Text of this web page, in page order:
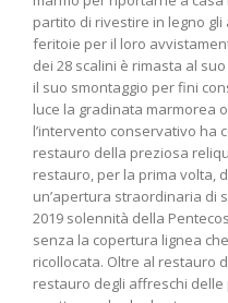
partito di rivestire in legno
feritoie per il loro
dei 28 scalini è rimasta al
il suo smontaggio per fini
luce la gradinata marmorea
l’intervento conservativo ha
restauro della preziosa
restauro, per la prima volta,
un’apertura straordinaria di
2019 solennità della
senza la copertura lignea
ricollocata. Oltre al restauro
restauro degli affreschi